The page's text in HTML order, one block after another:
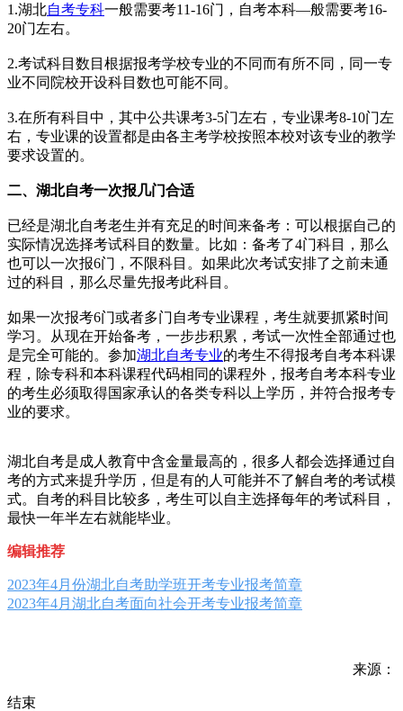
1.湖北自考专科一般需要考11-16门，自考本科—般需要考16-
20门左右。
2.考试科目数目根据报考学校专业的不同而有所不同，同一专
业不同院校开设科目数也可能不同。
3.在所有科目中，其中公共课考3-5门左右，专业课考8-10门左
右，专业课的设置都是由各主考学校按照本校对该专业的教学
要求设置的。
二、湖北自考一次报几门合适
已经是湖北自考老生并有充足的时间来备考：可以根据自己的
实际情况选择考试科目的数量。比如：备考了4门科目，那么
也可以一次报6门，不限科目。如果此次考试安排了之前未通
过的科目，那么尽量先报考此科目。
如果一次报考6门或者多门自考专业课程，考生就要抓紧时间
学习。从现在开始备考，一步步积累，考试一次性全部通过也
是完全可能的。参加湖北自考专业的考生不得报考自考本科课
程，除专科和本科课程代码相同的课程外，报考自考本科专业
的考生必须取得国家承认的各类专科以上学历，并符合报考专
业的要求。
湖北自考是成人教育中含金量最高的，很多人都会选择通过自
考的方式来提升学历，但是有的人可能并不了解自考的考试模
式。自考的科目比较多，考生可以自主选择每年的考试科目，
最快一年半左右就能毕业。
编辑推荐
2023年4月份湖北自考助学班开考专业报考简章
2023年4月湖北自考面向社会开考专业报考简章
来源：
结束